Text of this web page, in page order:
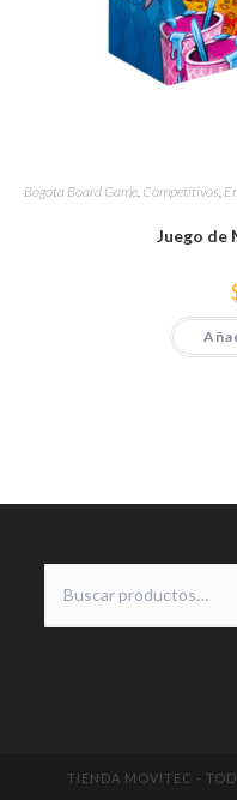
Bogota Board Game, Competitivos
Juego de
TIENDA MOVITEC -